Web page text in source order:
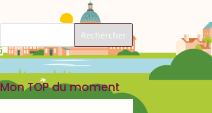
Mon TOP du moment